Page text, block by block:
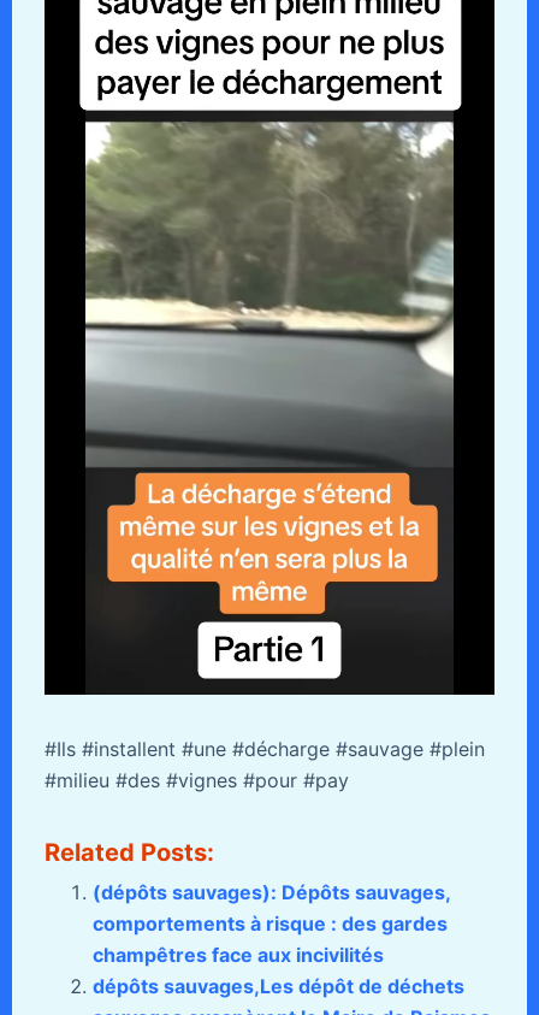
#Ils #installent #une #décharge #sauvage #plein
#milieu #des #vignes #pour #pay
Related Posts:
(dépôts sauvages): Dépôts sauvages,
comportements à risque : des gardes
champêtres face aux incivilités
dépôts sauvages,Les dépôt de déchets